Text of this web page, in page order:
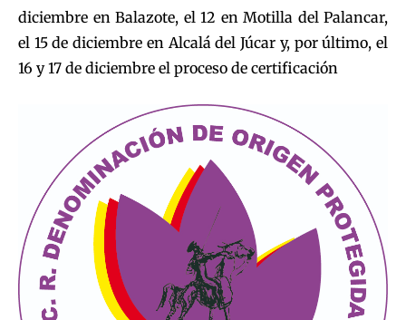
diciembre en Balazote, el 12 en Motilla del Palancar,
el 15 de diciembre en Alcalá del Júcar y, por último, el
16 y 17 de diciembre el proceso de certificación